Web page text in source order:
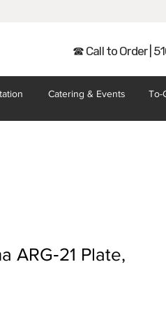
☎ Call to Order |
Catering & Events To-
ARG‐21 Plate,